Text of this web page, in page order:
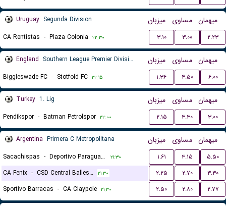
Uruguay Segunda Division میزبان مساوی میهمان
CA Rentistas - Plaza Colonia ۲۲:۳۰ ۳.۱۰ ۳.۰۰ ۲.۲۳
England Southern League Premier Division Central میزبان مساوی میهمان
Biggleswade FC - Stotfold FC ۲۲:۱۵ ۱.۳۶ ۴.۵۰ ۶.۰۰
Turkey 1. Lig میزبان مساوی میهمان
Pendikspor - Batman Petrolspor ۲۲:۰۰ ۲.۱۵ ۳.۳۰ ۳.۰۰
Argentina Primera C Metropolitana میزبان مساوی میهمان
Sacachispas - Deportivo Paraguayo ۲۱:۳۰ ۱.۶۱ ۳.۱۵
۵.۵۰
CA Fenix - CSD Central Ballester ۲۱:۳۰ ۲.۲۵ ۲.۷۰
۳.۳۰
Sportivo Barracas - CA Claypole ۲۱:۳۰ ۲.۵۰ ۲.۸۰ ۲.۷۷